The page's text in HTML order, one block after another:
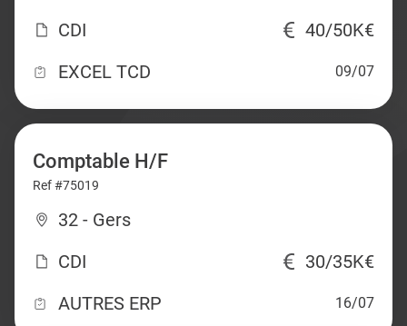
CDI
40/50K€
EXCEL TCD
09/07
Comptable H/F
Ref #75019
32 - Gers
CDI
30/35K€
AUTRES ERP
16/07